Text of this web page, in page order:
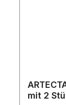
mit 2